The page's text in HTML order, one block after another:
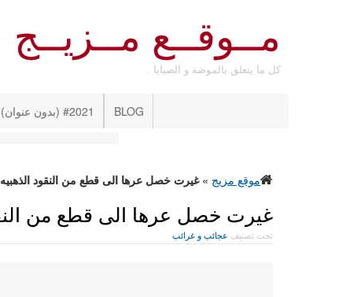
مــوقــع مــزيــج
كل ما يتعلق بالموضة و الصبايا .
#2021 (بدون عنوان) BLOG
موقع مزيج »غيرت خصل عرها الى قطع من النقود
غيرت خصل عرها الى قطع من
تحت تصنيف عجائب و غرائب